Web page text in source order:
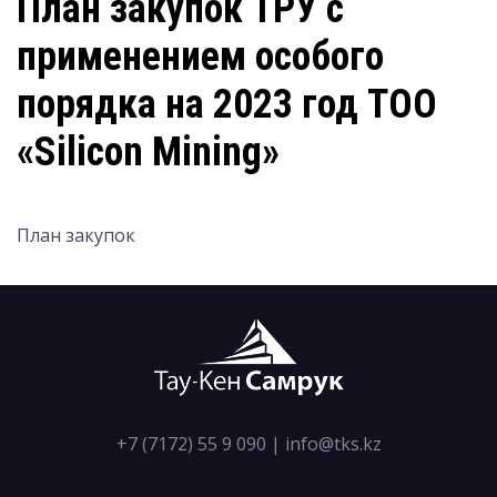
применением особого
порядка на 2023 год ТОО
«Silicon Mining»
План закупок
+7 (7172) 55 9 090 | info@tks.kz